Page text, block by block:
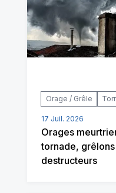
Orage / Grêle
17 Juil. 2026
Orages
tornade,
destructeurs